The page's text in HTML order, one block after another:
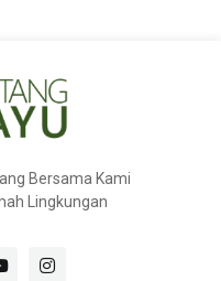
Bersama Kami
Lingkungan